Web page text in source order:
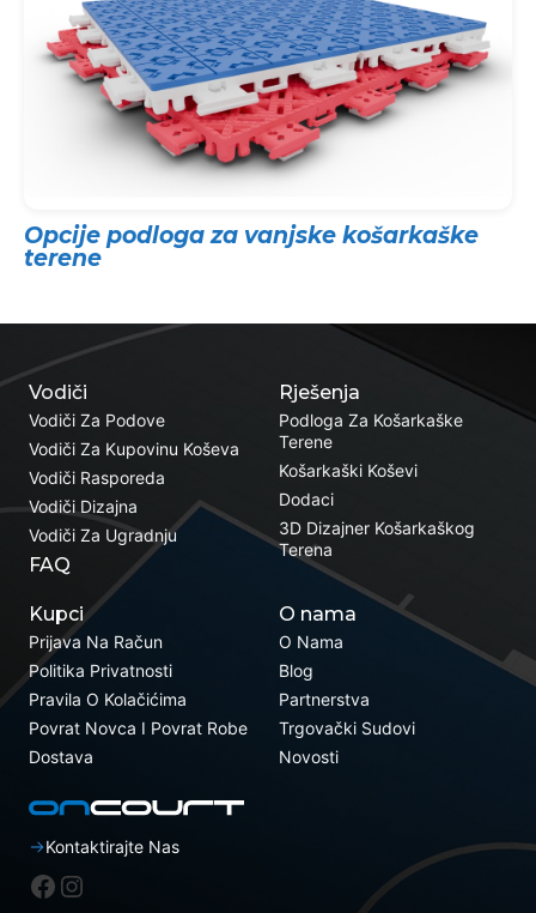
Opcije podloga za vanjske košarkaške
terene
Rješenja
Podloga Za Košarkaške
Terene
Košarkaški Koševi
Dodaci
3D Dizajner Košarkaškog
Terena
Vodiči
Vodiči Za Podove
Vodiči Za Kupovinu Koševa
Vodiči Rasporeda
Vodiči Dizajna
Vodiči Za Ugradnju
FAQ
Kupci
Prijava Na Račun
Politika Privatnosti
Pravila O Kolačićima
Povrat Novca I Povrat Robe
Dostava
O nama
O Nama
Blog
Partnerstva
Trgovački Sudovi
Novosti
Kontaktirajte Nas
Facebook
Instagram